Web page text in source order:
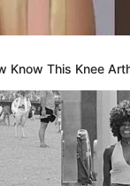
EURO
55,1152